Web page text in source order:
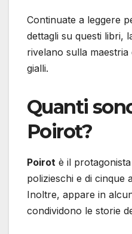
Continuate a leggere
dettagli su questi libri,
rivelano sulla
gialli.
Quanti
Poirot?
Poirot è il
polizieschi e di cinque
Inoltre, appare in
condividono le storie